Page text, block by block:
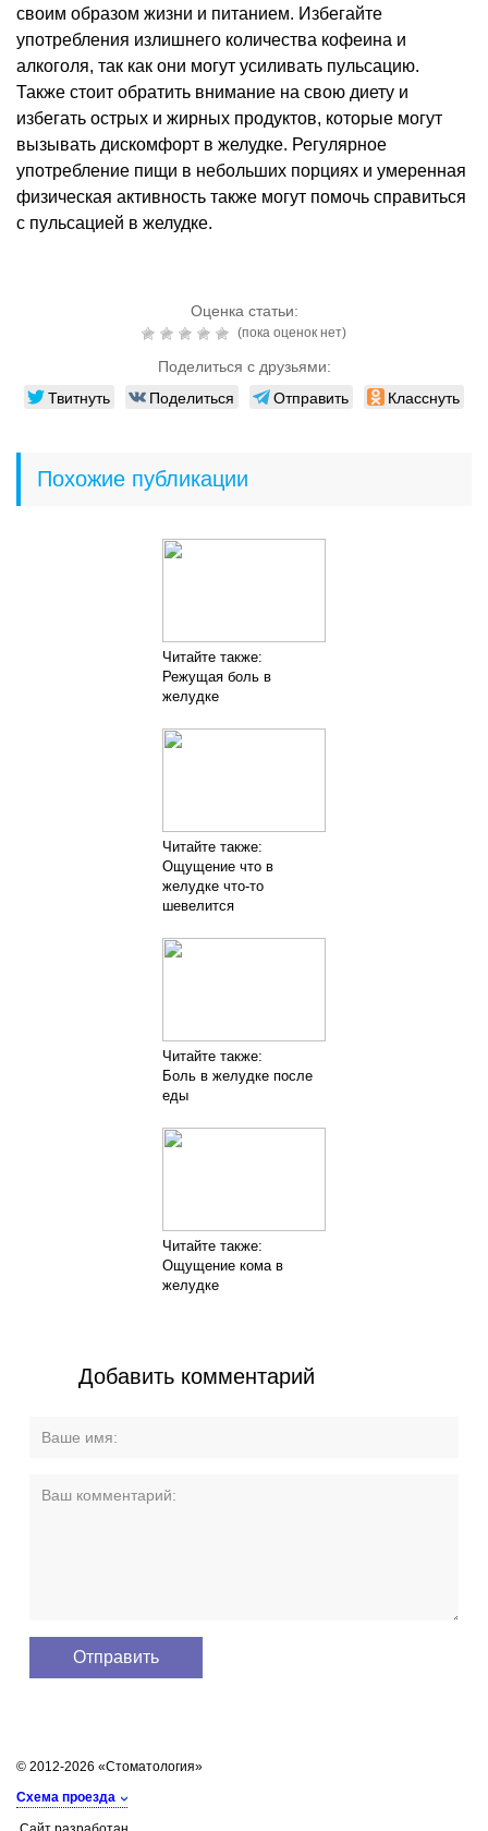
своим образом жизни и питанием. Избегайте
употребления излишнего количества кофеина и
алкоголя, так как они могут усиливать пульсацию.
Также стоит обратить внимание на свою диету и
избегать острых и жирных продуктов, которые могут
вызывать дискомфорт в желудке. Регулярное
употребление пищи в небольших порциях и умеренная
физическая активность также могут помочь справиться
с пульсацией в желудке.
Оценка статьи:
(пока оценок нет)
Поделиться с друзьями:
Твитнуть Поделиться Отправить Класснуть
Похожие публикации
Читайте также:
Режущая боль в
желудке
Читайте также:
Ощущение что в
желудке что-то
шевелится
Читайте также:
Боль в желудке после
еды
Читайте также:
Ощущение кома в
желудке
Добавить комментарий
© 2012-2026 «Стоматология»
Схема проезда